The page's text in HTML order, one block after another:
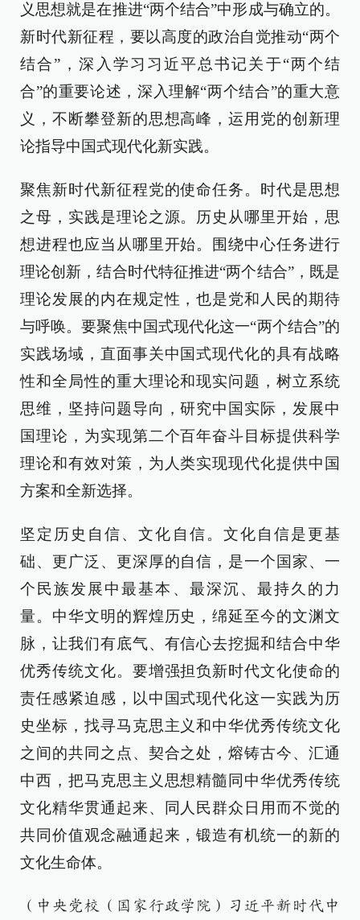
义思想就是在推进“两个结合”中形成与确立的。
新时代新征程，要以高度的政治自觉推动“两个
结合”，深入学习习近平总书记关于“两个结
合”的重要论述，深入理解“两个结合”的重大意
义，不断攀登新的思想高峰，运用党的创新理
论指导中国式现代化新实践。
聚焦新时代新征程党的使命任务。时代是思想
之母，实践是理论之源。历史从哪里开始，思
想进程也应当从哪里开始。围绕中心任务进行
理论创新，结合时代特征推进“两个结合”，既是
理论发展的内在规定性，也是党和人民的期待
与呼唤。要聚焦中国式现代化这一“两个结合”的
实践场域，直面事关中国式现代化的具有战略
性和全局性的重大理论和现实问题，树立系统
思维，坚持问题导向，研究中国实际，发展中
国理论，为实现第二个百年奋斗目标提供科学
理论和有效对策，为人类实现现代化提供中国
方案和全新选择。
坚定历史自信、文化自信。文化自信是更基
础、更广泛、更深厚的自信，是一个国家、一
个民族发展中最基本、最深沉、最持久的力
量。中华文明的辉煌历史，绵延至今的文渊文
脉，让我们有底气、有信心去挖掘和结合中华
优秀传统文化。要增强担负新时代文化使命的
责任感紧迫感，以中国式现代化这一实践为历
史坐标，找寻马克思主义和中华优秀传统文化
之间的共同之点、契合之处，熔铸古今、汇通
中西，把马克思主义思想精髓同中华优秀传统
文化精华贯通起来、同人民群众日用而不觉的
共同价值观念融通起来，锻造有机统一的新的
文化生命体。
（中央党校（国家行政学院）习近平新时代中